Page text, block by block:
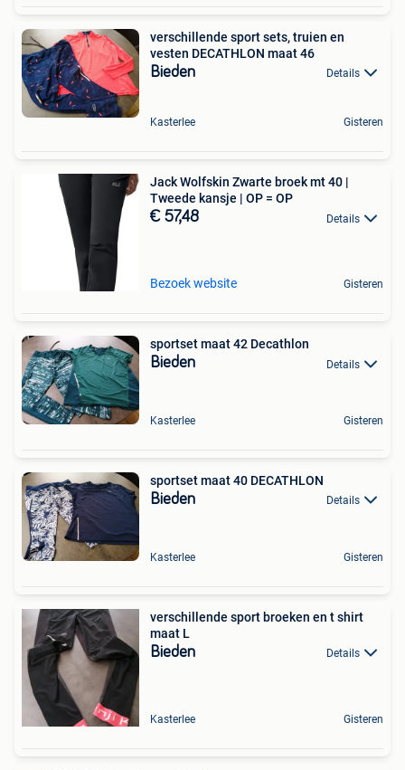
verschillende sport sets, truien en
vesten DECATHLON maat 46
Bieden Details
Kasterlee Gisteren
Jack Wolfskin Zwarte broek mt 40 |
Tweede kansje | OP = OP
€ 57,48 Details
Bezoek website Gisteren
sportset maat 42 Decathlon
Bieden Details
Kasterlee Gisteren
sportset maat 40 DECATHLON
Bieden Details
Kasterlee Gisteren
verschillende sport broeken en t shirt
maat L
Bieden Details
Kasterlee Gisteren